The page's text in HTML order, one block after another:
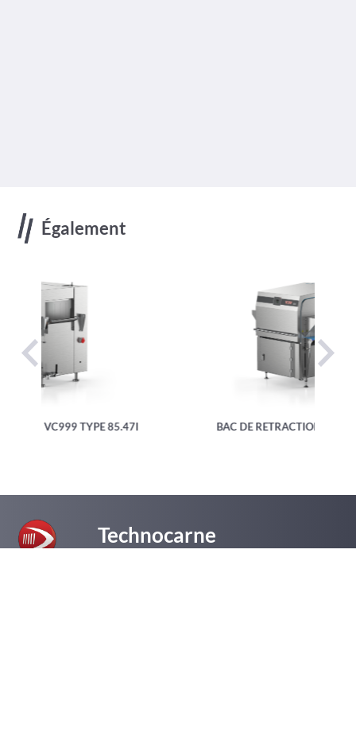
Également
BAC DE RETRACTION VC999 TYPE ST3
Technocarne